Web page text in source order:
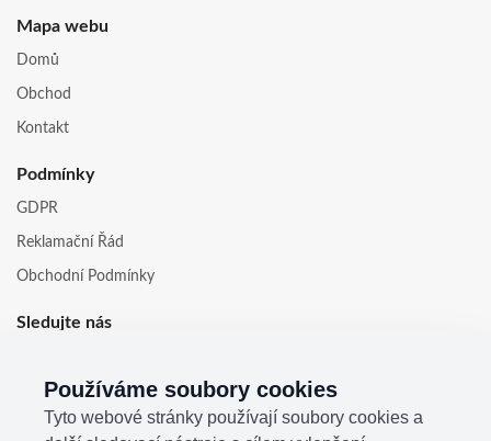
Mapa webu
Domů
Obchod
Kontakt
Podmínky
GDPR
Reklamační Řád
Obchodní Podmínky
Sledujte nás
Používáme soubory cookies
Tyto webové stránky používají soubory cookies a